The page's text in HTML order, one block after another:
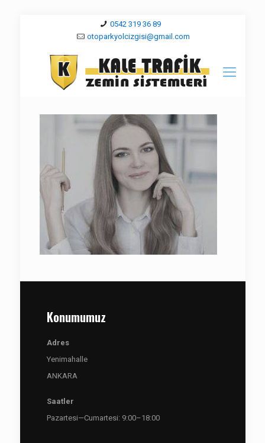
0542 319 36 89
otoparkyolcizgisi@gmail.com
Konumumuz
Adres
Yenimahalle
ANKARA
Saatler
Pazartesi—Cumartesi: 9:00–18:00